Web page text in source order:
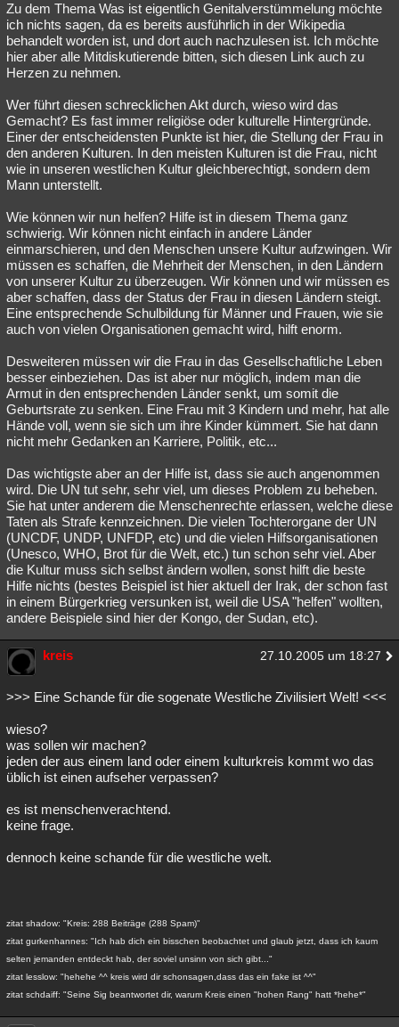
Zu dem Thema Was ist eigentlich Genitalverstümmelung möchte
ich nichts sagen, da es bereits ausführlich in der Wikipedia
behandelt worden ist, und dort auch nachzulesen ist. Ich möchte
hier aber alle Mitdiskutierende bitten, sich diesen Link auch zu
Herzen zu nehmen.
Wer führt diesen schrecklichen Akt durch, wieso wird das
Gemacht? Es fast immer religiöse oder kulturelle Hintergründe.
Einer der entscheidensten Punkte ist hier, die Stellung der Frau in
den anderen Kulturen. In den meisten Kulturen ist die Frau, nicht
wie in unseren westlichen Kultur gleichberechtigt, sondern dem
Mann unterstellt.
Wie können wir nun helfen? Hilfe ist in diesem Thema ganz
schwierig. Wir können nicht einfach in andere Länder
einmarschieren, und den Menschen unsere Kultur aufzwingen. Wir
müssen es schaffen, die Mehrheit der Menschen, in den Ländern
von unserer Kultur zu überzeugen. Wir können und wir müssen es
aber schaffen, dass der Status der Frau in diesen Ländern steigt.
Eine entsprechende Schulbildung für Männer und Frauen, wie sie
auch von vielen Organisationen gemacht wird, hilft enorm.
Desweiteren müssen wir die Frau in das Gesellschaftliche Leben
besser einbeziehen. Das ist aber nur möglich, indem man die
Armut in den entsprechenden Länder senkt, um somit die
Geburtsrate zu senken. Eine Frau mit 3 Kindern und mehr, hat alle
Hände voll, wenn sie sich um ihre Kinder kümmert. Sie hat dann
nicht mehr Gedanken an Karriere, Politik, etc...
Das wichtigste aber an der Hilfe ist, dass sie auch angenommen
wird. Die UN tut sehr, sehr viel, um dieses Problem zu beheben.
Sie hat unter anderem die Menschenrechte erlassen, welche diese
Taten als Strafe kennzeichnen. Die vielen Tochterorgane der UN
(UNCDF, UNDP, UNFDP, etc) und die vielen Hilfsorganisationen
(Unesco, WHO, Brot für die Welt, etc.) tun schon sehr viel. Aber
die Kultur muss sich selbst ändern wollen, sonst hilft die beste
Hilfe nichts (bestes Beispiel ist hier aktuell der Irak, der schon fast
in einem Bürgerkrieg versunken ist, weil die USA "helfen" wollten,
andere Beispiele sind hier der Kongo, der Sudan, etc).
kreis 27.10.2005 um 18:27
>>> Eine Schande für die sogenate Westliche Zivilisiert Welt! <<<
wieso?
was sollen wir machen?
jeden der aus einem land oder einem kulturkreis kommt wo das
üblich ist einen aufseher verpassen?
es ist menschenverachtend.
keine frage.
dennoch keine schande für die westliche welt.
zitat shadow: "Kreis: 288 Beiträge (288 Spam)"
zitat gurkenhannes: "Ich hab dich ein bisschen beobachtet und glaub jetzt, dass ich kaum
selten jemanden entdeckt hab, der soviel unsinn von sich gibt..."
zitat lesslow: "hehehe ^^ kreis wird dir schonsagen,dass das ein fake ist ^^"
zitat schdaiff: "Seine Sig beantwortet dir, warum Kreis einen "hohen Rang" hatt *hehe*"